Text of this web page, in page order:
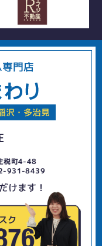
門店
沢・多治見
税町4-48
931-8439
けます！